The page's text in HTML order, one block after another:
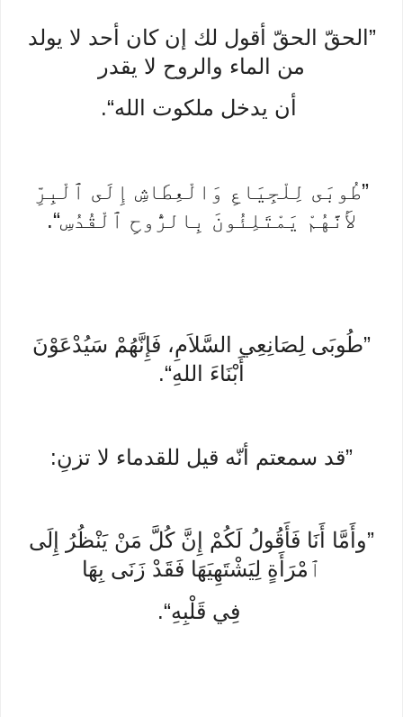
”الحقّ الحقّ أقول لك إن كان أحد لا يولد
من الماء والروح لا يقدر
أن يدخل ملكوت الله“.
”طُوبَى لِلْجِيَاعِ وَالْعِطَاشِ إِلَى ٱلْبِرِّ
لأَنَّهُمْ يَمْتَلِئُونَ بِالرُّوحِ ٱلْقُدُسِ“.
”طُوبَى لِصَانِعِي السَّلاَمِ، فَإِنَّهُمْ سَيُدْعَوْنَ
أَبْنَاءَ اللهِ“.
”قد سمعتم أنّه قيل للقدماء لا تزنِ:
”وأَمَّا أَنَا فَأَقُولُ لَكُمْ إِنَّ كُلَّ مَنْ يَنْظُرُ إِلَى
ٱمْرَأَةٍ لِيَشْتَهِيَهَا فَقَدْ زَنَى بِهَا
فِي قَلْبِهِ“.